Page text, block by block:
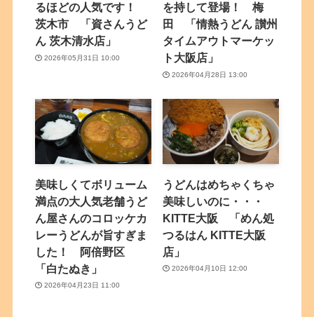
るほどの人気です！
茨木市 「資さんうど
ん 茨木清水店」
2026年05月31日 10:00
を持して登場！ 梅
田 「情熱うどん 讃州
タイムアウトマーケッ
ト大阪店」
2026年04月28日 13:00
美味しくてボリューム
満点の大人気老舗うど
ん屋さんのコロッケカ
レーうどんが旨すぎま
した！ 阿倍野区
「白たぬき」
2026年04月23日 11:00
うどんはめちゃくちゃ
美味しいのに・・・
KITTE大阪 「めん処
つるはん KITTE大阪
店」
2026年04月10日 12:00